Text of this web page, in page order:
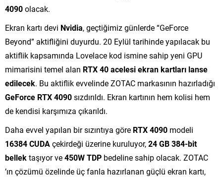
4090olacak.
Ekran kartı devi Nvidia, geçtiğimiz günlerde “GeForce
Beyond” aktifliğini duyurdu. 20 Eylül tarihinde yapılacak bu
aktiflik kapsamında Lovelace kod ismine sahip yeni GPU
mimarisini temel alan RTX 40 acelesi ekran kartları lanse
edilecek. Bu aktiflik evvelinde ZOTAC markasının hazırladığı
GeForce RTX 4090sızdırıldı. Ekran kartının hem kolisi hem
de kendisi karşımıza çıkarıldı.
Daha evvel yapılan bir sızıntıya göre RTX 4090 modeli
16384 CUDAçekirdeği üzerine kuruluyor,24 GB 384-bit
bellektaşıyor ve450W TDP bedeline sahip olacak. ZOTAC
’ın çözümü özelinde üç fanla hazırlanan güçlü ekran kartı,